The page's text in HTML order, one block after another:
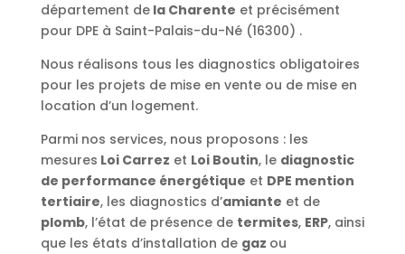
département dela Charente et précisément
pour DPE à Saint-Palais-du-Né (16300) .
Nous réalisons tous les diagnostics obligatoires
pour les projets de mise en vente ou de mise en
location d’un logement.
Parmi nos services, nous proposons : les
mesures Loi Carrez et Loi Boutin, le diagnostic
de performance énergétique et DPE mention
tertiaire, les diagnostics d’amiante et de
plomb, l’état de présence de termites, ERP, ainsi
que les états d’installation de gaz ou